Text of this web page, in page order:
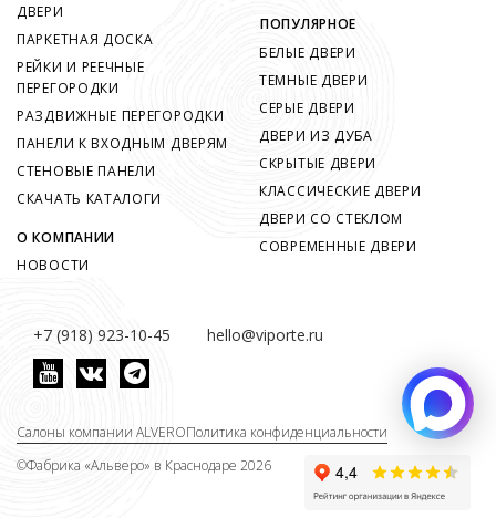
+7 (918) 923-10-45 hello@viporte.ru
ДВЕРИ
ПАРКЕТНАЯ ДОСКА
РЕЙКИ И РЕЕЧНЫЕ
ПЕРЕГОРОДКИ
РАЗДВИЖНЫЕ ПЕРЕГОРОДКИ
ПАНЕЛИ К ВХОДНЫМ ДВЕРЯМ
СТЕНОВЫЕ ПАНЕЛИ
СКАЧАТЬ КАТАЛОГИ
О КОМПАНИИ
НОВОСТИ
ПОПУЛЯРНОЕ
БЕЛЫЕ ДВЕРИ
ТЕМНЫЕ ДВЕРИ
СЕРЫЕ ДВЕРИ
ДВЕРИ ИЗ ДУБА
СКРЫТЫЕ ДВЕРИ
КЛАССИЧЕСКИЕ ДВЕРИ
ДВЕРИ СО СТЕКЛОМ
СОВРЕМЕННЫЕ ДВЕРИ
©Фабрика «Альверо» в Краснодаре 2026
Салоны компании ALVEROПолитика конфиденциальности